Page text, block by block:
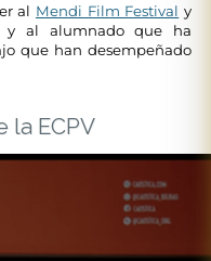
al Mendi Film Festival y
y al alumnado que ha
que han desempeñado
la ECPV